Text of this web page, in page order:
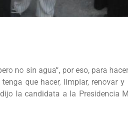
no sin agua”, por eso, para
que hacer, limpiar, renovar
la candidata a la Presidencia